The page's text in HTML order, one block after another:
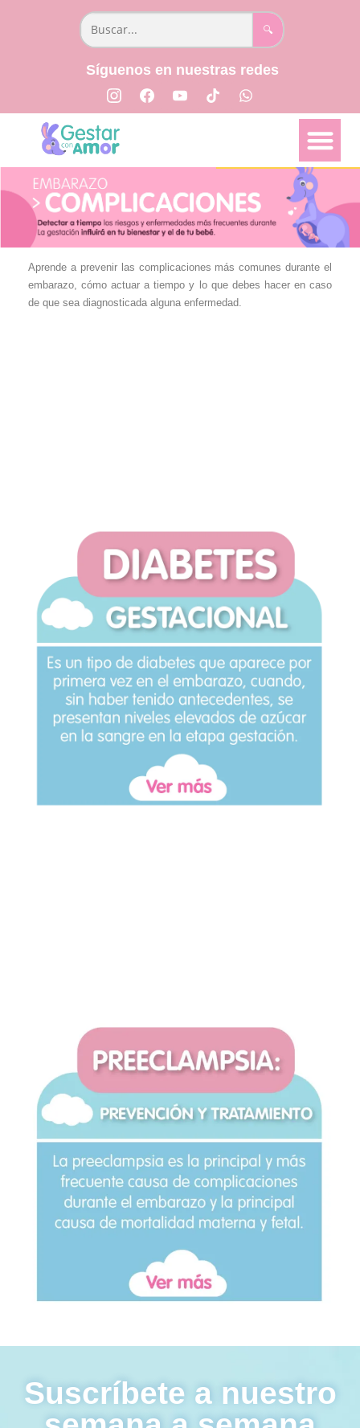
🔍
Síguenos en nuestras redes
Aprende a prevenir las complicaciones más comunes durante el
embarazo, cómo actuar a tiempo y lo que debes hacer en caso
de que sea diagnosticada alguna enfermedad.
Suscríbete a nuestro